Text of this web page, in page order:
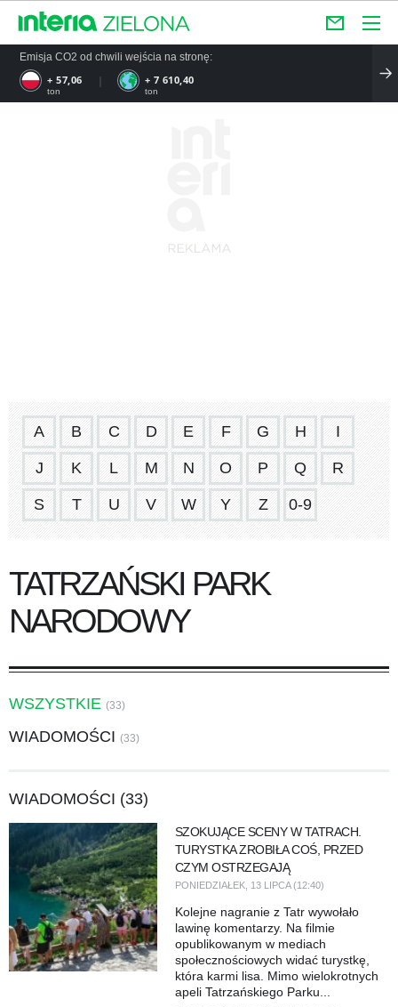
Emisja CO2 od chwili wejścia na stronę:
+ 66,57
ton
+ 8 878,80
ton
A B C D E F G H I
J K L M N O P Q R
S T U V W Y Z 0-9
TATRZAŃSKI PARK
NARODOWY
WSZYSTKIE (33)
WIADOMOŚCI (33)
WIADOMOŚCI (33)
SZOKUJĄCE SCENY W TATRACH.
TURYSTKA ZROBIŁA COŚ, PRZED
CZYM OSTRZEGAJĄ
PONIEDZIAŁEK, 13 LIPCA (12:40)
Kolejne nagranie z Tatr wywołało
lawinę komentarzy. Na filmie
opublikowanym w mediach
społecznościowych widać turystkę,
która karmi lisa. Mimo wielokrotnych
apeli Tatrzańskiego Parku...